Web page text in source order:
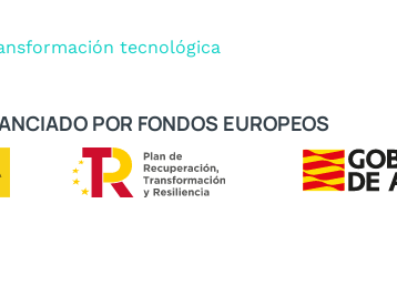
tecnológica
POR FONDOS EUROPEOS